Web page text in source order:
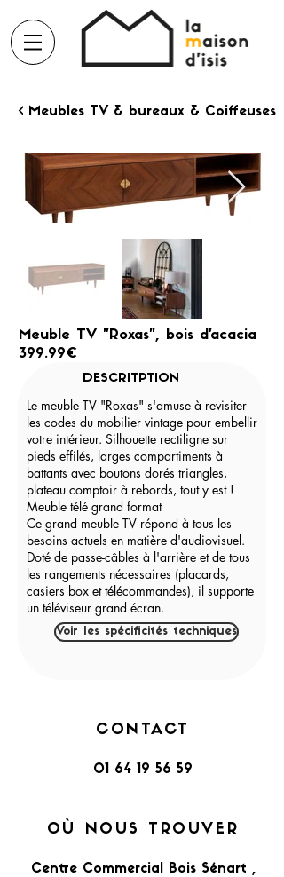
< Meubles TV & bureaux & Coiffeuses
Meuble TV "Roxas", bois d'acacia
399.99€
DESCRITPTION
Le meuble TV "Roxas" s'amuse à revisiter
les codes du mobilier vintage pour embellir
votre intérieur. Silhouette rectiligne sur
pieds effilés, larges compartiments à
battants avec boutons dorés triangles,
plateau comptoir à rebords, tout y est !
Meuble télé grand format
Ce grand meuble TV répond à tous les
besoins actuels en matière d'audiovisuel.
Doté de passe-câbles à l'arrière et de tous
les rangements nécessaires (placards,
casiers box et télécommandes), il supporte
un téléviseur grand écran.
Voir les spécificités techniques
CONTACT
01 64 19 56 59
OÙ NOUS TROUVER
Centre Commercial Bois Sénart ,